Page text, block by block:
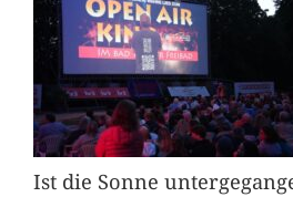
Ist die Sonne